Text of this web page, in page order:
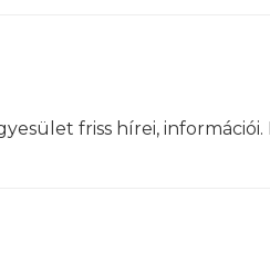
friss hírei,